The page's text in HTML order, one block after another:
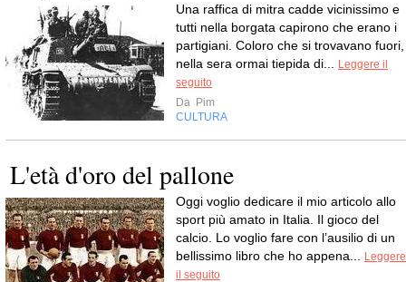
Una raffica di mitra cadde vicinissimo e
tutti nella borgata capirono che erano i
partigiani. Coloro che si trovavano fuori,
nella sera ormai tiepida di...
Leggere il
seguito
Da Pim
CULTURA
L'età d'oro del pallone
Oggi voglio dedicare il mio articolo allo
sport più amato in Italia. Il gioco del
calcio. Lo voglio fare con l’ausilio di un
bellissimo libro che ho appena...
Leggere
il seguito